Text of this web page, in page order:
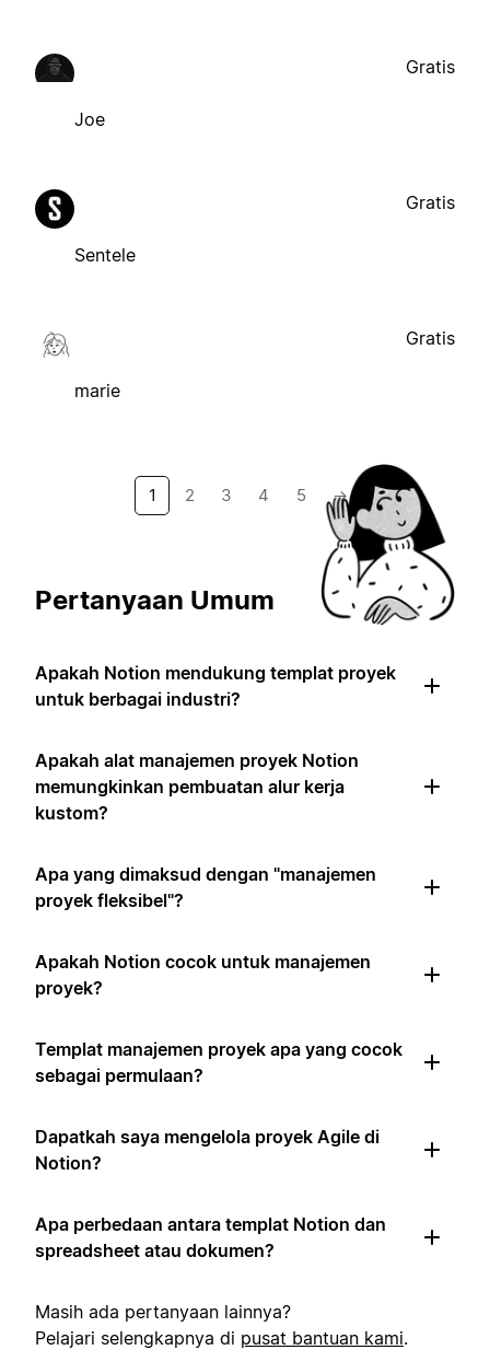
Joe
Gratis
Sentele
Gratis
marie
Gratis
1 2 3 4 5 →
Pertanyaan Umum
Apakah Notion mendukung templat proyek
untuk berbagai industri?
Apakah alat manajemen proyek Notion
memungkinkan pembuatan alur kerja
kustom?
Apa yang dimaksud dengan "manajemen
proyek fleksibel"?
Apakah Notion cocok untuk manajemen
proyek?
Templat manajemen proyek apa yang cocok
sebagai permulaan?
Dapatkah saya mengelola proyek Agile di
Notion?
Apa perbedaan antara templat Notion dan
spreadsheet atau dokumen?
Masih ada pertanyaan lainnya?
Pelajari selengkapnya di pusat bantuan kami.